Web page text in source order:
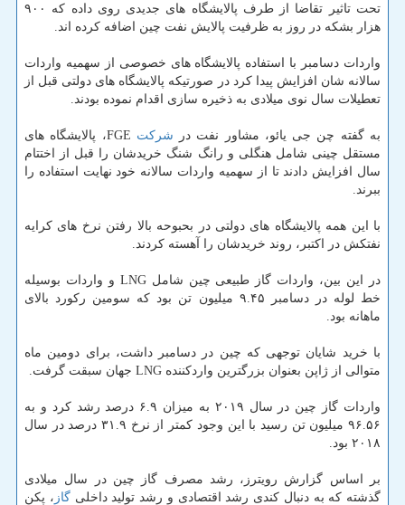
تحت تاثیر تقاضا از طرف پالایشگاه های جدیدی روی داده كه ۹۰۰
هزار بشكه در روز به ظرفیت پالایش نفت چین اضافه كرده اند.
واردات دسامبر با استفاده پالایشگاه های خصوصی از سهمیه واردات
سالانه شان افزایش پیدا كرد در صورتیكه پالایشگاه های دولتی قبل از
تعطیلات سال نوی میلادی به ذخیره سازی اقدام نموده بودند.
به گفته چن جی یائو، مشاور نفت در شركت
FGE، پالایشگاه های
مستقل چینی شامل هنگلی و رانگ شنگ خریدشان را قبل از اختتام
سال افزایش دادند تا از سهمیه واردات سالانه خود نهایت استفاده را
ببرند.
با این همه پالایشگاه های دولتی در بحبوحه بالا رفتن نرخ های كرایه
نفتكش در اكتبر، روند خریدشان را آهسته كردند.
در این بین، واردات گاز طبیعی چین شامل LNG و واردات بوسیله
خط لوله در دسامبر ۹.۴۵ میلیون تن بود كه سومین ركورد بالای
ماهانه بود.
با خرید شایان توجهی كه چین در دسامبر داشت، برای دومین ماه
متوالی از ژاپن بعنوان بزرگترین واردكننده LNG جهان سبقت گرفت.
واردات گاز چین در سال ۲۰۱۹ به میزان ۶.۹ درصد رشد كرد و به
۹۶.۵۶ میلیون تن رسید با این وجود كمتر از نرخ ۳۱.۹ درصد در سال
۲۰۱۸ بود.
بر اساس گزارش رویترز، رشد مصرف گاز چین در سال میلادی
گذشته كه به دنبال كندی رشد اقتصادی و رشد تولید داخلیگاز ، پكن